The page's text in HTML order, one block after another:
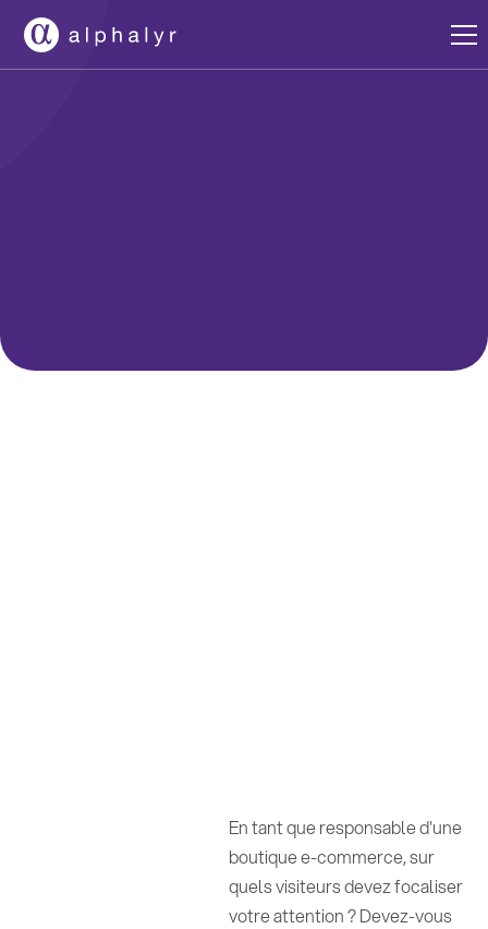
En tant que responsable d'une
boutique e-commerce, sur
quels visiteurs devez focaliser
votre attention ? Devez-vous